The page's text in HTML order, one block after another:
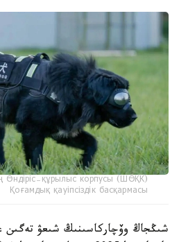
құрылыс корпусы (ШӨҚК)
Қоғамдық қауіпсіздік басқармасы
شىڭجاڭ وۆچاركاسىنىڭ شىعۋ تەگىن